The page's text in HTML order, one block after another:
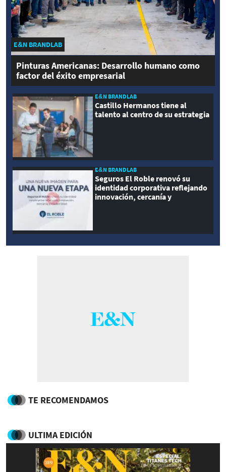
E&N BRANDLAB
Pinturas Americanas: Desarrollo humano como
factor del éxito empresarial
E&N BRANDLAB
Castillo Hermanos tiene al
talento al centro de su estrategia
E&N BRANDLAB
Seguros El Roble renovó su
identidad corporativa reflejando
innovación, cercanía y
TE RECOMENDAMOS
ULTIMA EDICIÓN